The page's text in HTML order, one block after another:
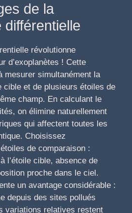
de la
différentielle
révolutionne
d’exoplanètes ! Cette
mesurer simultanément la
cible et de plusieurs étoiles de
champ. En calculant le
on élimine naturellement
qui affectent toutes les
Choisissez
de comparaison :
l’étoile cible, absence de
proche dans le ciel.
un avantage considérable :
depuis des sites pollués
variations relatives restent